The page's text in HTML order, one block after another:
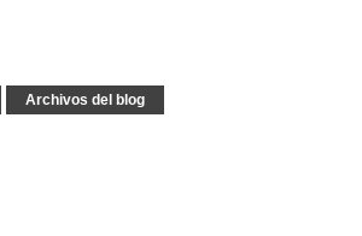
Archivos del blog